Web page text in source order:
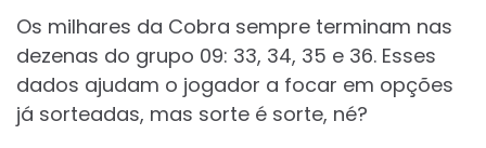
Os milhares da Cobra sempre terminam nas
dezenas do grupo 09: 33, 34, 35 e 36. Esses
dados ajudam o jogador a focar em opções
já sorteadas, mas sorte é sorte, né?